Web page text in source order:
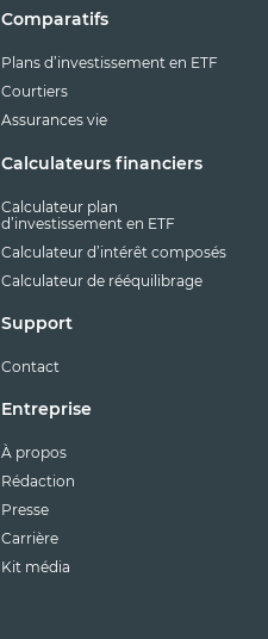
Comparatifs
Plans d’investissement en ETF
Courtiers
Assurances vie
Calculateurs financiers
Calculateur plan
d’investissement en ETF
Calculateur d’intérêt composés
Calculateur de rééquilibrage
Support
Contact
Entreprise
À propos
Rédaction
Presse
Carrière
Kit média